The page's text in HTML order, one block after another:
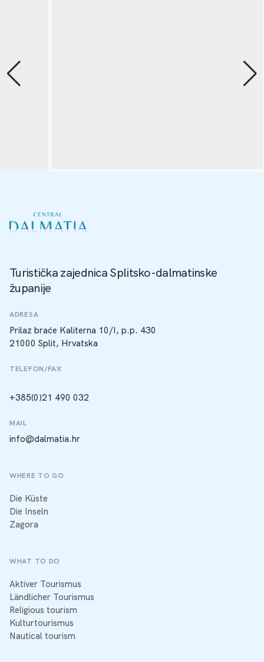
Turistička zajednica Splitsko-dalmatinske
županije
ADRESA
Prilaz braće Kaliterna 10/I, p.p. 430
21000 Split, Hrvatska
TELEFON/FAX
+385(0)21 490 032
MAIL
info@dalmatia.hr
WHERE TO GO
Die Küste
Die Inseln
Zagora
WHAT TO DO
Aktiver Tourismus
Ländlicher Tourismus
Religious tourism
Kulturtourismus
Nautical tourism